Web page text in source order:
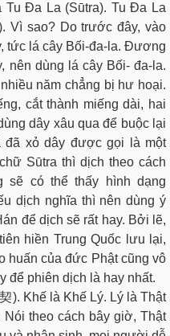
Đa La (Sūtra). Tu Đa La
Vì sao? Do trước đây, vào
tức lá cây Bối-đa-la. Đương
nên dùng lá cây Bối- đa-la.
năm chẳng bị hư hoại.
cắt thành miếng dài, hai
dây xâu qua để buộc lại
đã xỏ dây được gọi là một
Sūtra thì dịch theo cách
sẽ có thể thấy hình dạng
dịch nghĩa thì nên dùng ý
để dịch sẽ rất hay. Bởi lẽ,
hiền Trung Quốc lưu lại,
huấn của đức Phật cũng vô
để phiên dịch là hay nhất.
). Khế là Khế Lý. Lý là Thật
theo cách bây giờ, Thật